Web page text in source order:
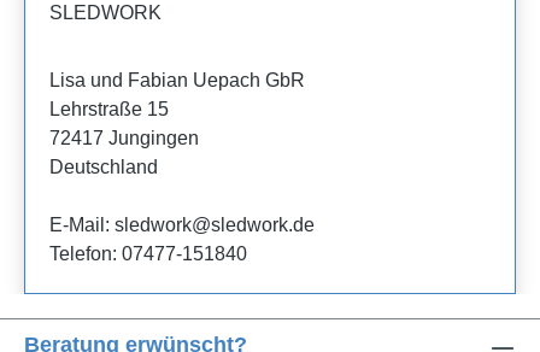
SLEDWORK
Lisa und Fabian Uepach GbR
Lehrstraße 15
72417 Jungingen
Deutschland
E-Mail: sledwork@sledwork.de
Telefon: 07477-151840
Beratung erwünscht?